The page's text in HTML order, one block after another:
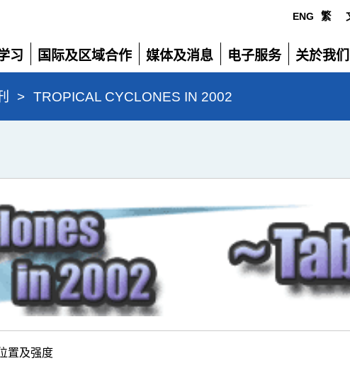
ENG 繁
习
国际及区域合作
展
开
媒体及消息
展
开
电子服务
展
开
关於我们
展
> TROPICAL CYCLONES IN 2002
置及强度